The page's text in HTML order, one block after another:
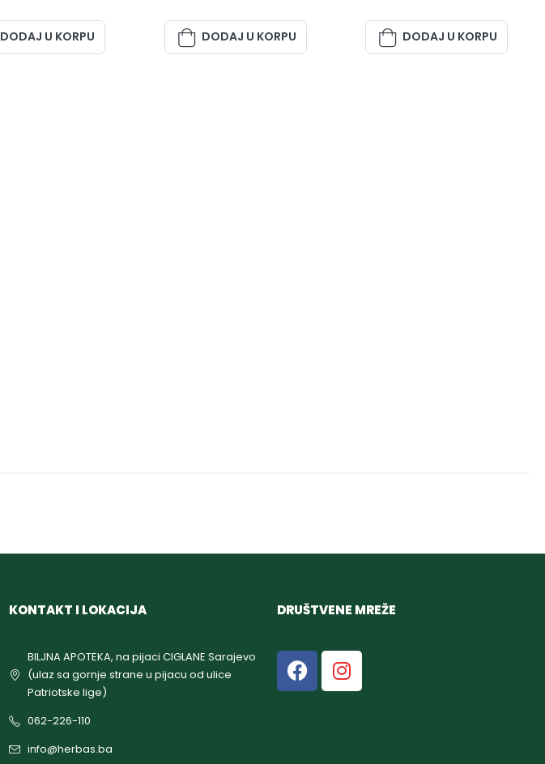
DODAJ U KORPU DODAJ U KORPU DODAJ U KORPU
KONTAKT I LOKACIJA
BILJNA APOTEKA, na pijaci CIGLANE Sarajevo
(ulaz sa gornje strane u pijacu od ulice
Patriotske lige)
062-226-110
info@herbas.ba
DRUŠTVENE MREŽE